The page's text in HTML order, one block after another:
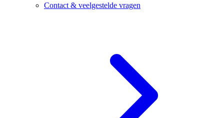
Contact & veelgestelde vragen